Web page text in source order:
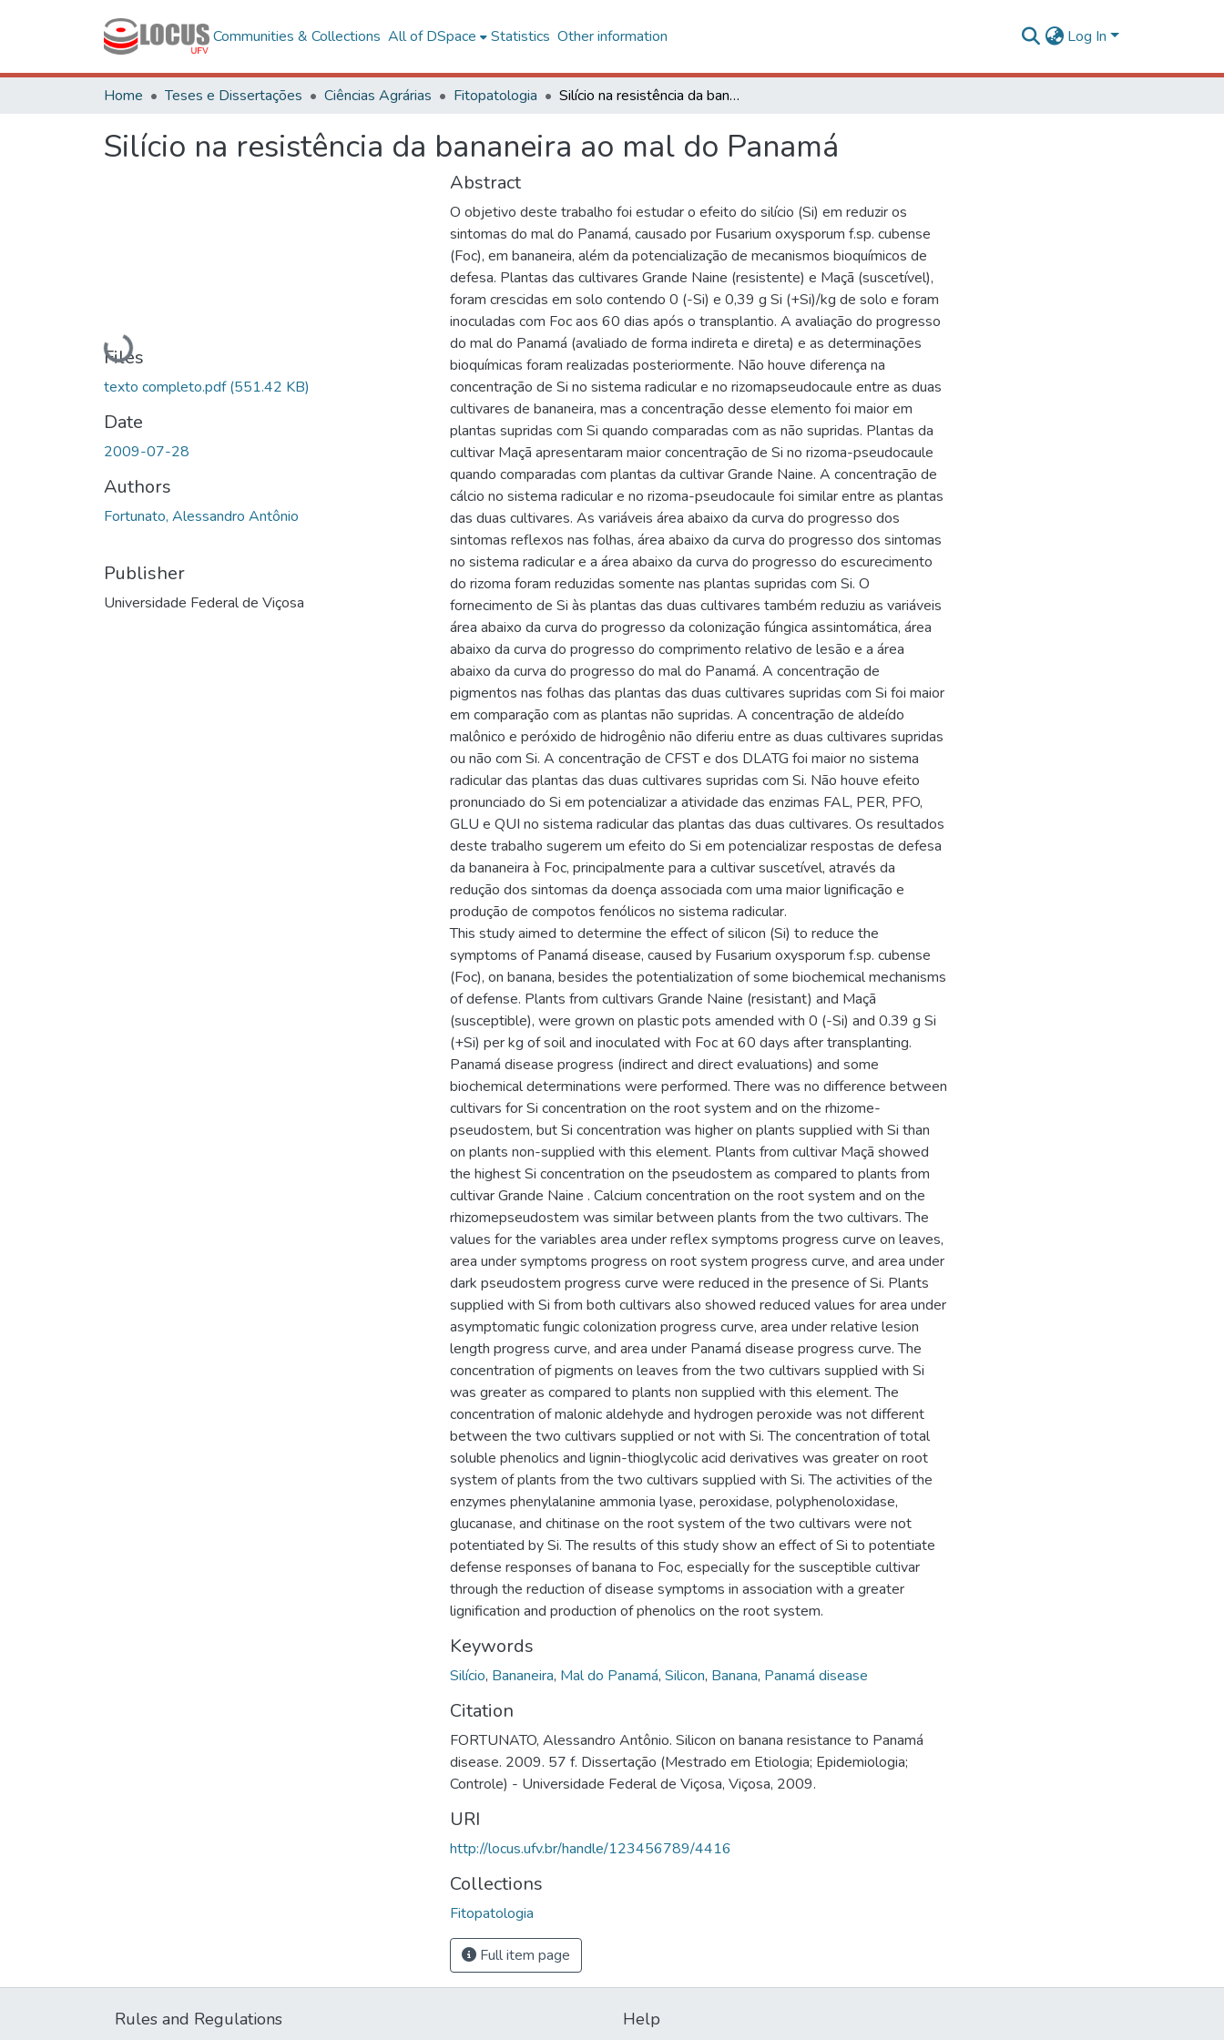
Communities & Collections All of DSpace Statistics Other information Log In
Home Teses e Dissertações Ciências Agrárias Fitopatologia Silício na resistência da bananeira ao mal do Panamá
Silício na resistência da bananeira ao mal do Panamá
Loading...
Files
texto completo.pdf(551.42 KB)
Date
2009-07-28
Authors
Fortunato, Alessandro Antônio
Publisher
Universidade Federal de Viçosa
Abstract
O objetivo deste trabalho foi estudar o efeito do silício (Si) em reduzir os
sintomas do mal do Panamá, causado por Fusarium oxysporum f.sp. cubense
(Foc), em bananeira, além da potencialização de mecanismos bioquímicos de
defesa. Plantas das cultivares Grande Naine (resistente) e Maçã (suscetível),
foram crescidas em solo contendo 0 (-Si) e 0,39 g Si (+Si)/kg de solo e foram
inoculadas com Foc aos 60 dias após o transplantio. A avaliação do progresso
do mal do Panamá (avaliado de forma indireta e direta) e as determinações
bioquímicas foram realizadas posteriormente. Não houve diferença na
concentração de Si no sistema radicular e no rizomapseudocaule entre as duas
cultivares de bananeira, mas a concentração desse elemento foi maior em
plantas supridas com Si quando comparadas com as não supridas. Plantas da
cultivar Maçã apresentaram maior concentração de Si no rizoma-pseudocaule
quando comparadas com plantas da cultivar Grande Naine. A concentração de
cálcio no sistema radicular e no rizoma-pseudocaule foi similar entre as plantas
das duas cultivares. As variáveis área abaixo da curva do progresso dos
sintomas reflexos nas folhas, área abaixo da curva do progresso dos sintomas
no sistema radicular e a área abaixo da curva do progresso do escurecimento
do rizoma foram reduzidas somente nas plantas supridas com Si. O
fornecimento de Si às plantas das duas cultivares também reduziu as variáveis
área abaixo da curva do progresso da colonização fúngica assintomática, área
abaixo da curva do progresso do comprimento relativo de lesão e a área
abaixo da curva do progresso do mal do Panamá. A concentração de
pigmentos nas folhas das plantas das duas cultivares supridas com Si foi maior
em comparação com as plantas não supridas. A concentração de aldeído
malônico e peróxido de hidrogênio não diferiu entre as duas cultivares supridas
ou não com Si. A concentração de CFST e dos DLATG foi maior no sistema
radicular das plantas das duas cultivares supridas com Si. Não houve efeito
pronunciado do Si em potencializar a atividade das enzimas FAL, PER, PFO,
GLU e QUI no sistema radicular das plantas das duas cultivares. Os resultados
deste trabalho sugerem um efeito do Si em potencializar respostas de defesa
da bananeira à Foc, principalmente para a cultivar suscetível, através da
redução dos sintomas da doença associada com uma maior lignificação e
produção de compotos fenólicos no sistema radicular.
This study aimed to determine the effect of silicon (Si) to reduce the
symptoms of Panamá disease, caused by Fusarium oxysporum f.sp. cubense
(Foc), on banana, besides the potentialization of some biochemical mechanisms
of defense. Plants from cultivars Grande Naine (resistant) and Maçã
(susceptible), were grown on plastic pots amended with 0 (-Si) and 0.39 g Si
(+Si) per kg of soil and inoculated with Foc at 60 days after transplanting.
Panamá disease progress (indirect and direct evaluations) and some
biochemical determinations were performed. There was no difference between
cultivars for Si concentration on the root system and on the rhizome-
pseudostem, but Si concentration was higher on plants supplied with Si than
on plants non-supplied with this element. Plants from cultivar Maçã showed
the highest Si concentration on the pseudostem as compared to plants from
cultivar Grande Naine . Calcium concentration on the root system and on the
rhizomepseudostem was similar between plants from the two cultivars. The
values for the variables area under reflex symptoms progress curve on leaves,
area under symptoms progress on root system progress curve, and area under
dark pseudostem progress curve were reduced in the presence of Si. Plants
supplied with Si from both cultivars also showed reduced values for area under
asymptomatic fungic colonization progress curve, area under relative lesion
length progress curve, and area under Panamá disease progress curve. The
concentration of pigments on leaves from the two cultivars supplied with Si
was greater as compared to plants non supplied with this element. The
concentration of malonic aldehyde and hydrogen peroxide was not different
between the two cultivars supplied or not with Si. The concentration of total
soluble phenolics and lignin-thioglycolic acid derivatives was greater on root
system of plants from the two cultivars supplied with Si. The activities of the
enzymes phenylalanine ammonia lyase, peroxidase, polyphenoloxidase,
glucanase, and chitinase on the root system of the two cultivars were not
potentiated by Si. The results of this study show an effect of Si to potentiate
defense responses of banana to Foc, especially for the susceptible cultivar
through the reduction of disease symptoms in association with a greater
lignification and production of phenolics on the root system.
Keywords
Silício, Bananeira, Mal do Panamá, Silicon, Banana, Panamá disease
Citation
FORTUNATO, Alessandro Antônio. Silicon on banana resistance to Panamá
disease. 2009. 57 f. Dissertação (Mestrado em Etiologia; Epidemiologia;
Controle) - Universidade Federal de Viçosa, Viçosa, 2009.
URI
http://locus.ufv.br/handle/123456789/4416
Collections
Fitopatologia
Full item page
Rules and Regulations Help